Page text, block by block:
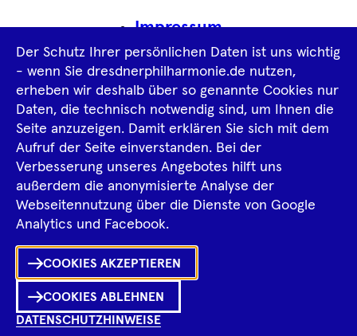
Impressum
Datenschutz­information AGB
Intern
TiktokFacebook
Instagram
SpotifyYouTube
Der Schutz Ihrer persönlichen Daten ist uns wichtig
- wenn Sie dresdnerphilharmonie.de nutzen,
erheben wir deshalb über so genannte Cookies nur
Daten, die technisch notwendig sind, um Ihnen die
Seite anzuzeigen. Damit erklären Sie sich mit dem
Aufruf der Seite einverstanden. Bei der
Verbesserung unseres Angebotes hilft uns
außerdem die anonymisierte Analyse der
Webseitennutzung über die Dienste von Google
Analytics und Facebook.
COOKIES AKZEPTIEREN
COOKIES ABLEHNEN
DATENSCHUTZHINWEISE